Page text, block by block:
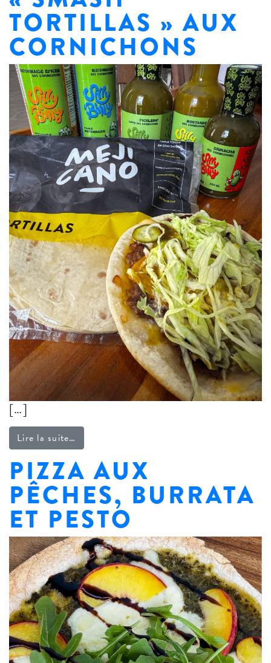
TORTILLAS » AUX
CORNICHONS
[…]
Lire la suite…
PIZZA AUX
PÊCHES, BURRATA
ET PESTO